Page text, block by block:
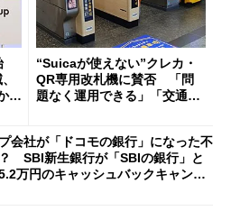
解
“Suicaが使えない”クレカ・
QR専用改札機に賛否 「問
題なく運用できる」「交通系I
会社が「ドコモの銀行」になった不
SBI新生銀行が「SBIの銀行」と
万円のキャッシュバックキャンペ